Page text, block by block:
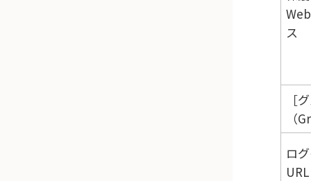
ス
（
ロ
URL